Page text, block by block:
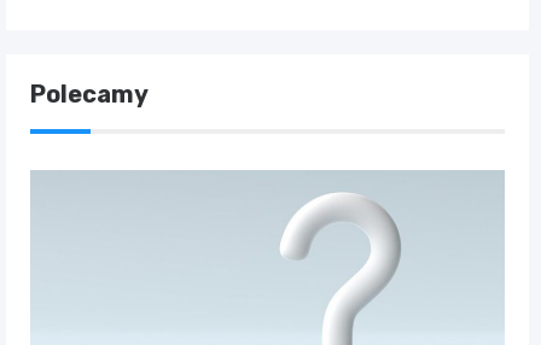
Polecamy